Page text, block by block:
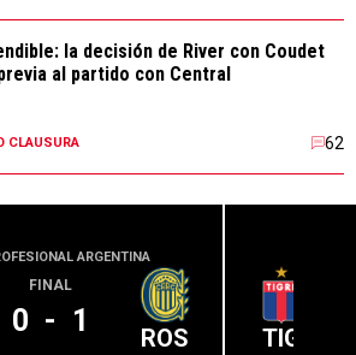
la decisión de River con Coudet
al partido con Central
CLAUSURA 62
ARGENTINA
FINAL
0 - 1 ROS TIG